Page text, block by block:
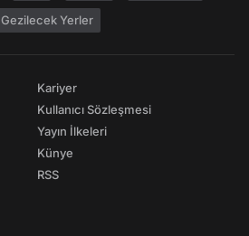
Gezilecek Yerler
Kariyer
Kullanıcı Sözleşmesi
Yayın İlkeleri
Künye
RSS